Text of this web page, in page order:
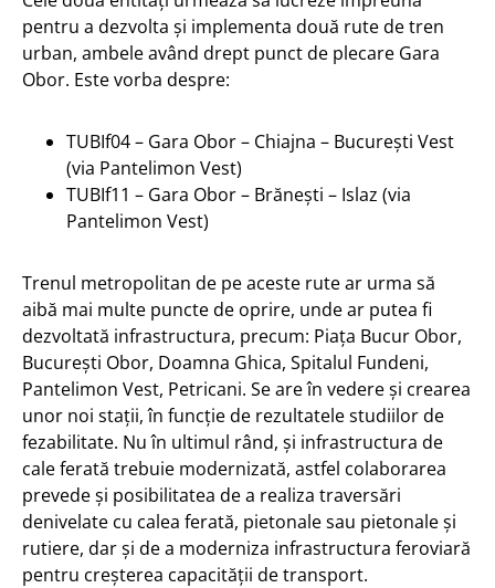
pentru a dezvolta și implementa două rute de tren
urban, ambele având drept punct de plecare Gara
Obor. Este vorba despre:
TUBIf04 – Gara Obor – Chiajna – București Vest
(via Pantelimon Vest)
TUBIf11 – Gara Obor – Brănești – Islaz (via
Pantelimon Vest)
Trenul metropolitan de pe aceste rute ar urma să
aibă mai multe puncte de oprire, unde ar putea fi
dezvoltată infrastructura, precum: Piața Bucur Obor,
București Obor, Doamna Ghica, Spitalul Fundeni,
Pantelimon Vest, Petricani. Se are în vedere și crearea
unor noi stații, în funcție de rezultatele studiilor de
fezabilitate. Nu în ultimul rând, și infrastructura de
cale ferată trebuie modernizată, astfel colaborarea
prevede și posibilitatea de a realiza traversări
denivelate cu calea ferată, pietonale sau pietonale și
rutiere, dar și de a moderniza infrastructura feroviară
pentru creșterea capacității de transport.